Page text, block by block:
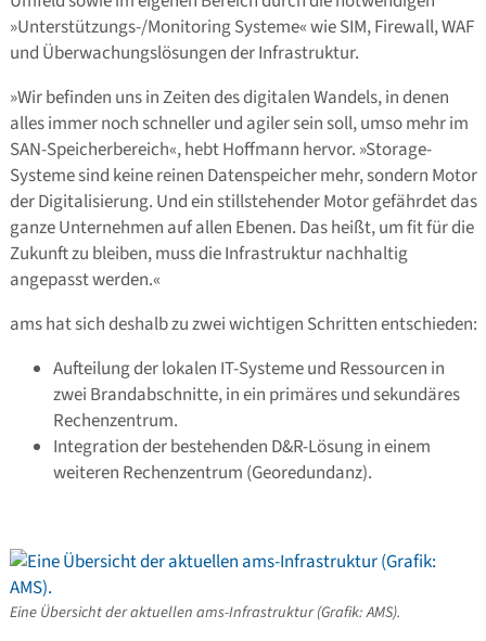
»Unterstützungs-/Monitoring Systeme« wie SIM, Firewall, WAF
und Überwachungslösungen der Infrastruktur.
»Wir befinden uns in Zeiten des digitalen Wandels, in denen
alles immer noch schneller und agiler sein soll, umso mehr im
SAN-Speicherbereich«, hebt Hoffmann hervor. »Storage-
Systeme sind keine reinen Datenspeicher mehr, sondern Motor
der Digitalisierung. Und ein stillstehender Motor gefährdet das
ganze Unternehmen auf allen Ebenen. Das heißt, um fit für die
Zukunft zu bleiben, muss die Infrastruktur nachhaltig
angepasst werden.«
ams hat sich deshalb zu zwei wichtigen Schritten entschieden:
Aufteilung der lokalen IT-Systeme und Ressourcen in
zwei Brandabschnitte, in ein primäres und sekundäres
Rechenzentrum.
Integration der bestehenden D&R-Lösung in einem
weiteren Rechenzentrum (Georedundanz).
Eine Übersicht der aktuellen ams-Infrastruktur (Grafik: AMS).